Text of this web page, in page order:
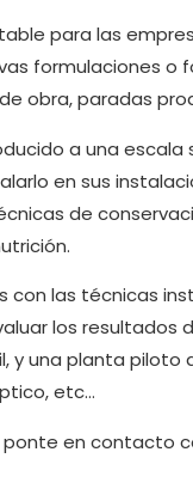
para las
formulaciones
obra, paradas
a una
en sus
de
las técnicas
los resultados
y una planta
etc…
en contacto